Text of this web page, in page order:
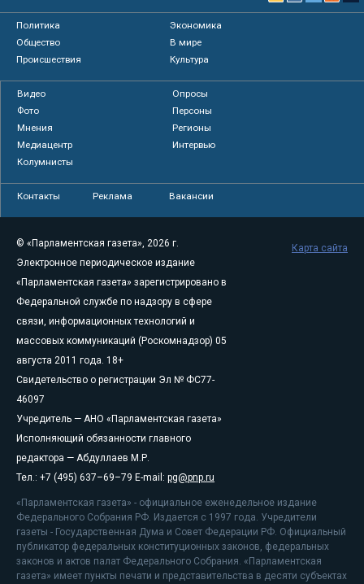
Политика
Экономика
Общество
В мире
Происшествия
Культура
Видео
Опросы
Фото
Персоны
Мнения
Регионы
Медиацентр
Интервью
Колумнисты
Контакты Реклама Вакансии
© «Парламентская газета», 2026 г.
Электронное периодическое издание
«Парламентская газета» зарегистрировано в
Федеральной службе по надзору в сфере
связи, информационных технологий и
массовых коммуникаций (Роскомнадзор) 05
августа 2011 года. 18+
Свидетельство о регистрации Эл № ФС77-
46097
Учредитель — АНО «Парламентская газета»
Исполняющий обязанности главного
редактора — Абдуллаев М.Р.
Тел.: +7 (495) 637–69–79 E-mail: pg@pnp.ru
«Парламентская газета» - официальное еженедельное издание
Федерального Собрания РФ. Издается с 1997 года. Учредители
газеты - Государственная Дума и Совет Федерации РФ. Официальный
публикатор федеральных конституционных законов, федеральных
законов и актов палат Федерального Собрания. «Парламентская
газета» имеет пункты печати и представительства в десяти субъектах
Карта сайта